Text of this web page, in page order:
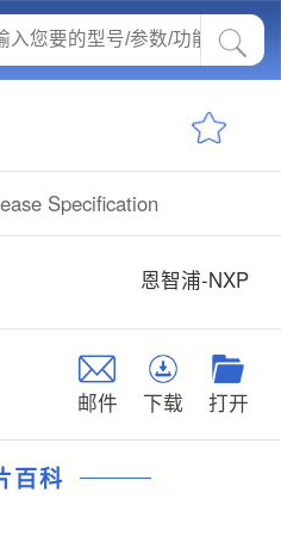
Specification
恩智浦-NXP
邮件 下载 打开
百科